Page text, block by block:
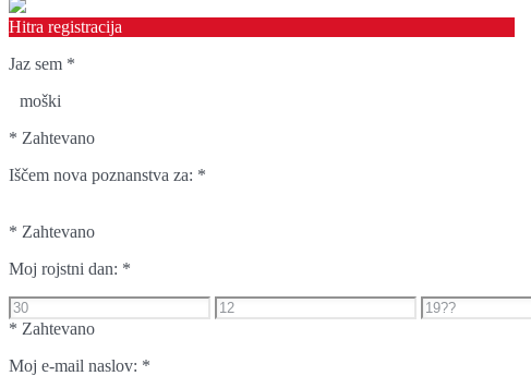
Hitra registracija
Jaz sem *
moški
* Zahtevano
Iščem nova poznanstva za: *
* Zahtevano
Moj rojstni dan: *
* Zahtevano
Moj e-mail naslov: *